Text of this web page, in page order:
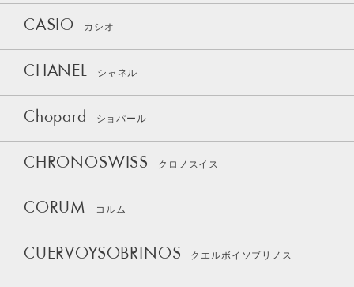
CASIO カシオ
CHANEL シャネル
Chopard ショパール
CHRONOSWISS クロノスイス
CORUM コルム
CUERVOYSOBRINOS クエルボイソブリノス